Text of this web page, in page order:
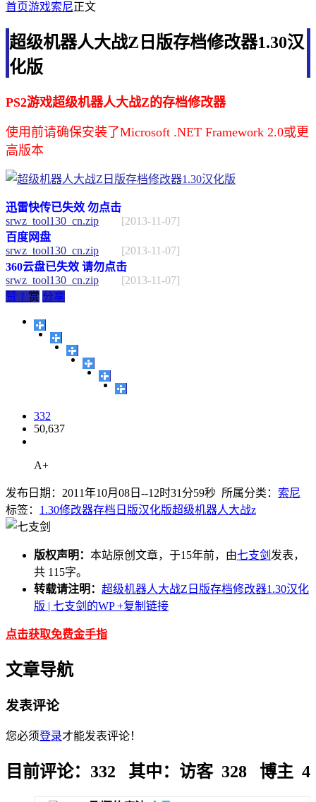
首页游戏索尼正文
超级机器人大战Z日版存档修改器1.30汉
化版
PS2游戏超级机器人大战Z的存档修改器
使用前请确保安装了Microsoft .NET Framework 2.0或更
高版本
迅雷快传已失效 勿点击
srwz_tool130_cn.zip
[2013-11-07]
百度网盘
srwz_tool130_cn.zip
[2013-11-07]
360云盘已失效 请勿点击
srwz_tool130_cn.zip
[2013-11-07]
赞 1 赏 分享
332
50,637
A+
发布日期：2011年10月08日--12时31分59秒 所属分类： 索尼
标签： 1.30修改器存档 日版汉化版超级机器人大战z
版权声明： 本站原创文章，于15年前，由七支剑 发表，
共 115字。
转载请注明： 超级机器人大战Z日版存档修改器1.30汉化
版 | 七支剑的WP+复制链接
点击获取免费金手指
文章导航
发表评论
您必须登录才能发表评论！
目前评论：332 其中：访客 328 博主 4